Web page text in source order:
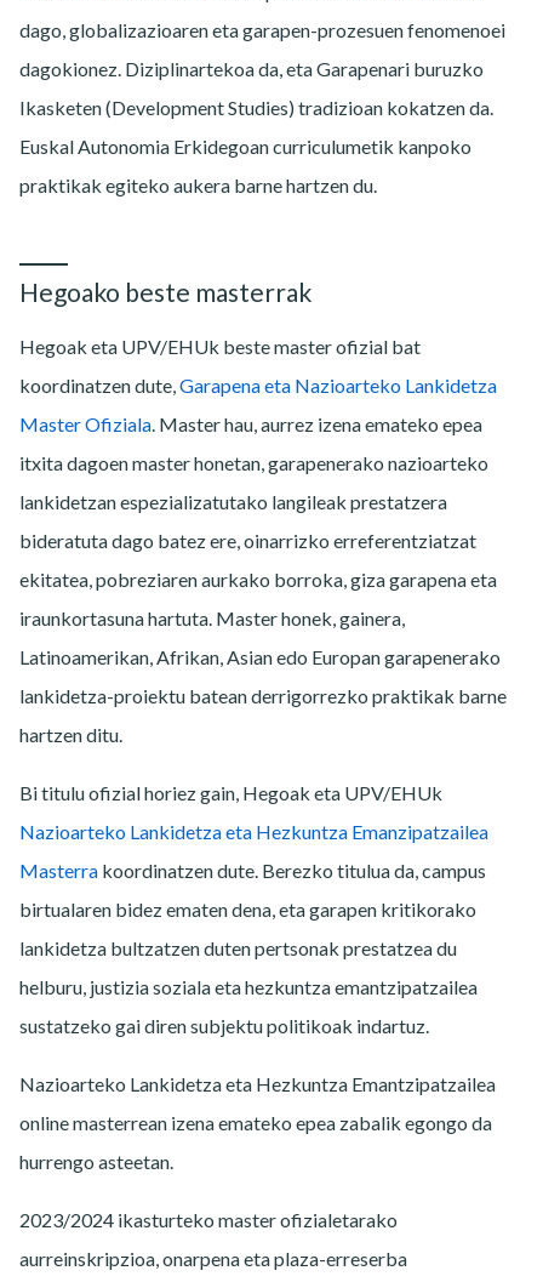
dago, globalizazioaren eta garapen-prozesuen fenomenoei
dagokionez. Diziplinartekoa da, eta Garapenari buruzko
Ikasketen (Development Studies) tradizioan kokatzen da.
Euskal Autonomia Erkidegoan curriculumetik kanpoko
praktikak egiteko aukera barne hartzen du.
Hegoako beste masterrak
Hegoak eta UPV/EHUk beste master ofizial bat
koordinatzen dute,Garapena eta Nazioarteko Lankidetza
Master Ofiziala. Master hau, aurrez izena emateko epea
itxita dagoen master honetan, garapenerako nazioarteko
lankidetzan espezializatutako langileak prestatzera
bideratuta dago batez ere, oinarrizko erreferentziatzat
ekitatea, pobreziaren aurkako borroka, giza garapena eta
iraunkortasuna hartuta. Master honek, gainera,
Latinoamerikan, Afrikan, Asian edo Europan garapenerako
lankidetza-proiektu batean derrigorrezko praktikak barne
hartzen ditu.
Bi titulu ofizial horiez gain, Hegoak eta UPV/EHUk
Nazioarteko Lankidetza eta Hezkuntza Emanzipatzailea
Masterra koordinatzen dute. Berezko titulua da, campus
birtualaren bidez ematen dena, eta garapen kritikorako
lankidetza bultzatzen duten pertsonak prestatzea du
helburu, justizia soziala eta hezkuntza emantzipatzailea
sustatzeko gai diren subjektu politikoak indartuz.
Nazioarteko Lankidetza eta Hezkuntza Emantzipatzailea
online masterrean izena emateko epea zabalik egongo da
hurrengo asteetan.
2023/2024 ikasturteko master ofizialetarako
aurreinskripzioa, onarpena eta plaza-erreserba